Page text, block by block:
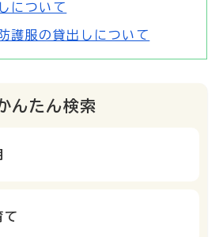
について
護服の貸出しについて
んたん検索
て